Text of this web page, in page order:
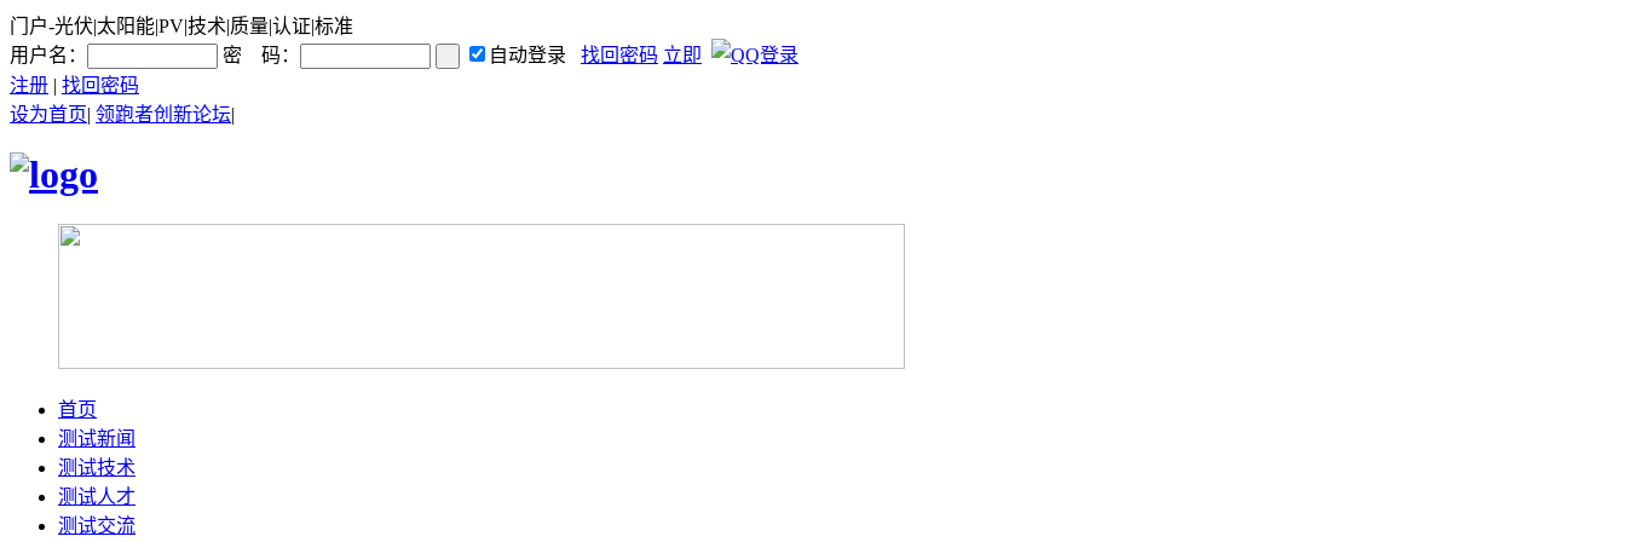
门户-光伏|太阳能|PV|技术|质量|认证|标准
用户名：
密 码： 自动登录 找回密码 立即
注册 | 找回密码
设为首页| 领跑者创新论坛|
首页
测试新闻
测试技术
测试人才
测试交流